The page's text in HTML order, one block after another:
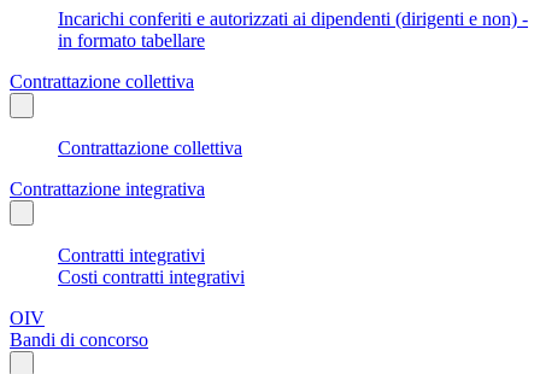
Incarichi conferiti e autorizzati ai dipendenti (dirigenti e non) -
in formato tabellare
Contrattazione collettiva
Contrattazione collettiva
Contrattazione integrativa
Contratti integrativi
Costi contratti integrativi
OIV
Bandi di concorso